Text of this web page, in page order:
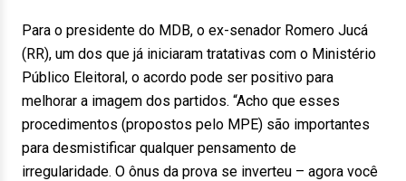
Para o presidente do MDB, o ex-senador Romero Jucá
(RR), um dos que já iniciaram tratativas com o Ministério
Público Eleitoral, o acordo pode ser positivo para
melhorar a imagem dos partidos. “Acho que esses
procedimentos (propostos pelo MPE) são importantes
para desmistificar qualquer pensamento de
irregularidade. O ônus da prova se inverteu – agora você